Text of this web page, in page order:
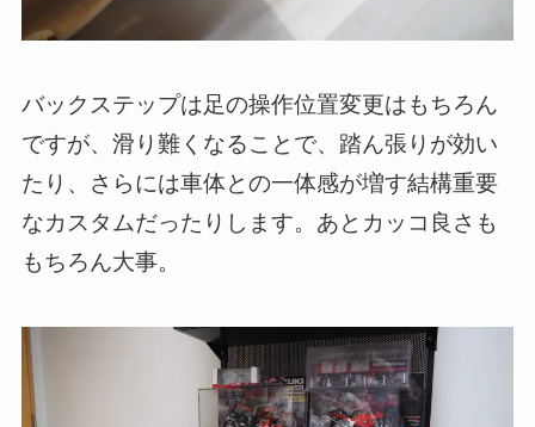
バックステップは足の操作位置変更はもちろん
ですが、滑り難くなることで、踏ん張りが効い
たり、さらには車体との一体感が増す結構重要
なカスタムだったりします。あとカッコ良さも
もちろん大事。